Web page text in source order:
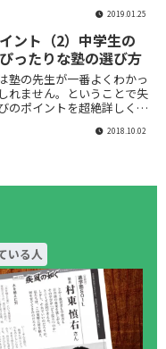
方式を組み込んだ5教科完
インワンシステムとなって
2019.01.25
ント（2）中学生の
ったりな塾の選び方
塾の先生が一番よくわかっ
れません。ということで失
のポイントを超絶詳しく教
2018.10.02
いる人